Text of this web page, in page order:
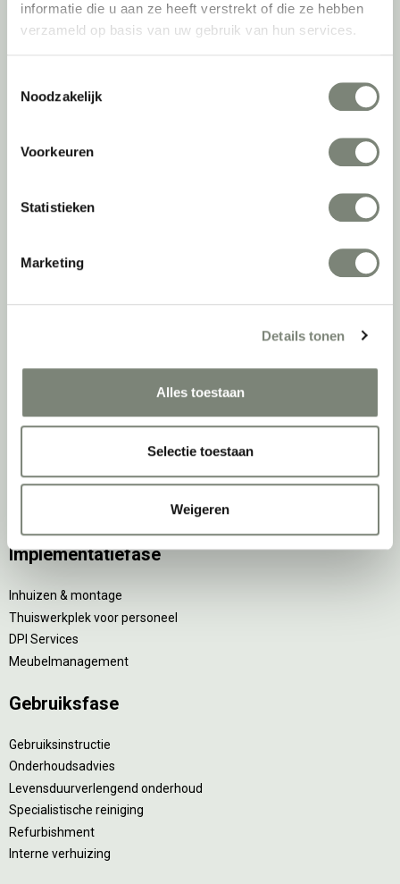
informatie die u aan ze heeft verstrekt of die ze hebben
verzameld op basis van uw gebruik van hun services.
Noodzakelijk
Voorkeuren
Statistieken
Marketing
Details tonen
Alles toestaan
Selectie toestaan
Weigeren
Nieuws
Vacatures
Inventarisatiefase
Inventarisatie werkomgeving
Kantoormeubilair leasen
Retourname van inventaris
Circulair inrichten
Lichtadvies
Implementatiefase
Inhuizen & montage
Thuiswerkplek voor personeel
DPI Services
Meubelmanagement
Gebruiksfase
Gebruiksinstructie
Onderhoudsadvies
Levensduurverlengend onderhoud
Specialistische reiniging
Refurbishment
Interne verhuizing